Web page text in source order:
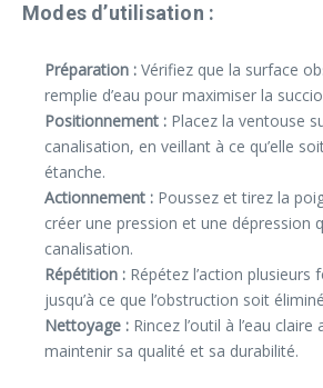
Modes d’utilisation :
Préparation : Vérifiez que la surface
remplie d’eau pour maximiser la
Positionnement : Placez la ventouse
canalisation, en veillant à ce qu’elle
étanche.
Actionnement : Poussez et tirez la
créer une pression et une dépression
canalisation.
Répétition : Répétez l’action plusieurs
jusqu’à ce que l’obstruction soit
Nettoyage : Rincez l’outil à l’eau
maintenir sa qualité et sa durabilité.